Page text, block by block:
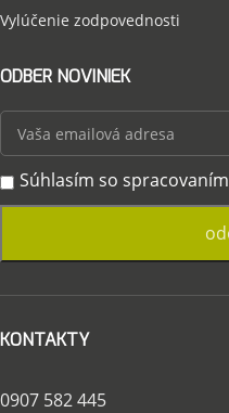
Vylúčenie zodpovednosti
ODBER NOVINIEK
Súhlasím so spracovaním
KONTAKTY
0907 582 445